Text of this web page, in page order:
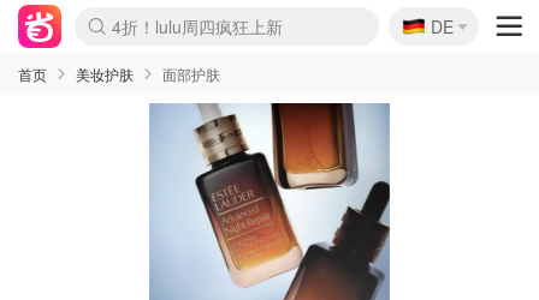
Boticinal 夏促开抢！
4折！lulu周四疯狂上新
还没结束！&OtherStories大促
Joybuy变相75折 随时失效
速领！Stanley独家85折
疑似霸哥！Camper额外叠85折
Zalando 奥莱闪促！每日更新
Moncler反季囤！5折起+叠9折
Coach Brooklyn仅€192
🇩🇪
DE
首页 美妆护肤 面部护肤